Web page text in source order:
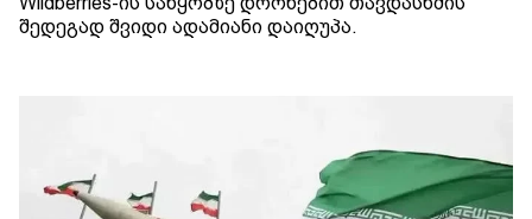
შედეგად შვიდი ადამიანი დაიღუპა.